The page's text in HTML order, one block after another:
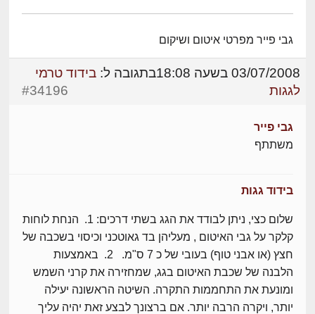
גבי פייר מפרטי איטום ושיקום
03/07/2008 בשעה 18:08 בתגובה ל: בידוד טרמי
לגגות
#34196
גבי פייר
משתתף
בידוד גגות
שלום כצי, ניתן לבודד את הגג בשתי דרכים: 1. הנחת לוחות
קלקר על גבי האיטום , מעליהן בד גאוטכני וכיסוי בשכבה של
חצץ (או אבני טוף) בעובי של כ 7 ס"מ. 2. באמצעות
הלבנה של שכבת האיטום בגג, שמחזירה את קרני השמש
ומונעת את התחממות התקרה. השיטה הראשונה יעילה
יותר, ויקרה הרבה יותר. אם ברצונך לבצע זאת יהיה עליך